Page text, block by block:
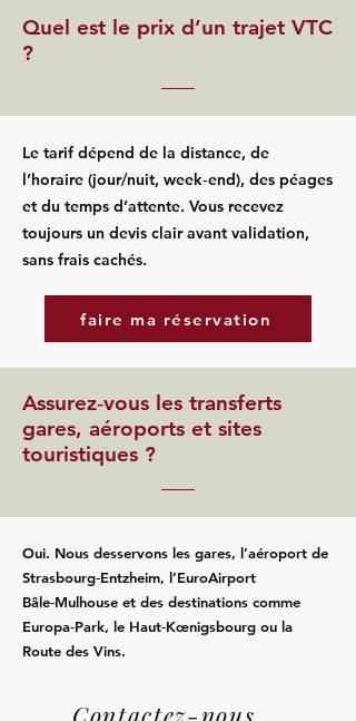
Quel est le prix d’un trajet VTC
?
Le tarif dépend de la distance, de
l’horaire (jour/nuit, week‑end), des péages
et du temps d’attente. Vous recevez
toujours un devis clair avant validation,
sans frais cachés.
faire ma réservation
Assurez‑vous les transferts
gares, aéroports et sites
touristiques ?
Oui. Nous desservons les gares, l’aéroport de
Strasbourg‑Entzheim, l’EuroAirport
Bâle‑Mulhouse et des destinations comme
Europa‑Park, le Haut‑Kœnigsbourg ou la
Route des Vins.
Contactez-nous